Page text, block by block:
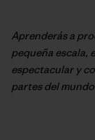
Aprenderás a
pequeña escala,
espectacular y
partes del